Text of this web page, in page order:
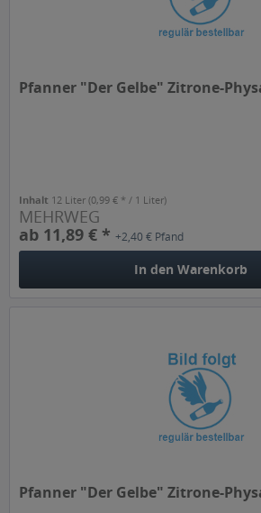
Pfanner "Der Gelbe" Zitrone-
Inhalt 12 Liter(0,99 € * / 1 Liter)
MEHRWEG
ab 11,89 € *+2,40 € Pfand
In den Warenkorb
Pfanner "Der Gelbe" Zitrone-